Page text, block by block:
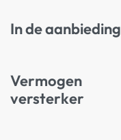
In de aanbieding
Vermogen
versterker